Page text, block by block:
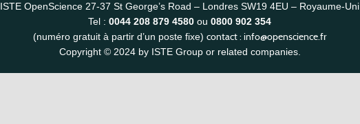
ISTE OpenScience 27-37 St George’s Road – Londres SW19 4EU – Royaume-Uni
Tel : 0044 208 879 4580 ou 0800 902 354
(numéro gratuit à partir d’un poste fixe) contact : info@openscience.fr
Copyright © 2024 by ISTE Group or related companies.